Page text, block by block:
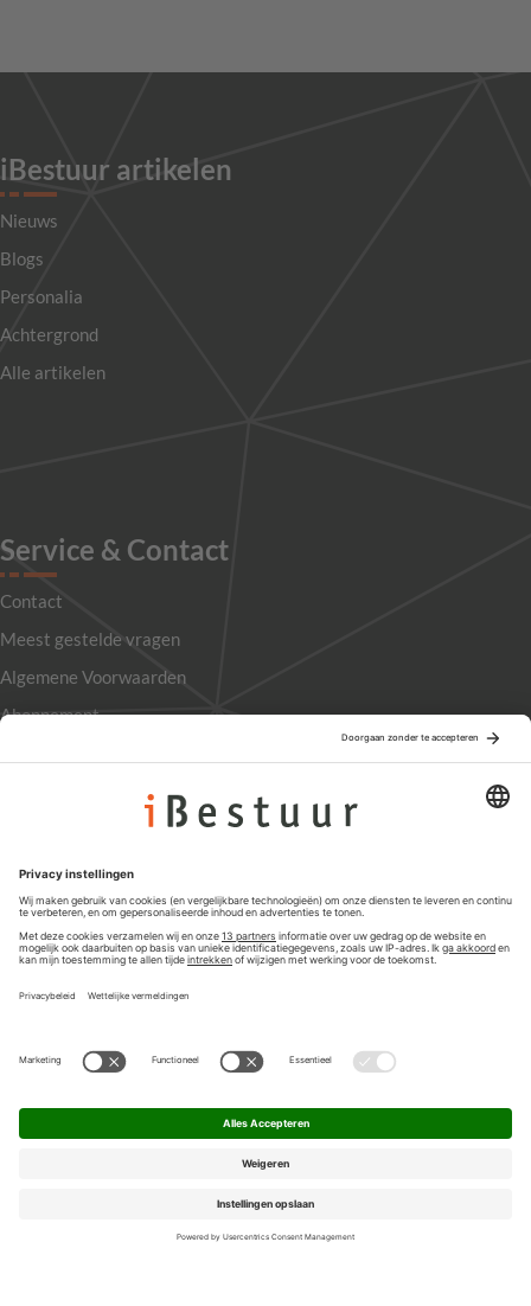
iBestuur artikelen
Nieuws
Blogs
Personalia
Achtergrond
Alle artikelen
Service & Contact
Contact
Meest gestelde vragen
Algemene Voorwaarden
Abonnement
Privacyinstellingen